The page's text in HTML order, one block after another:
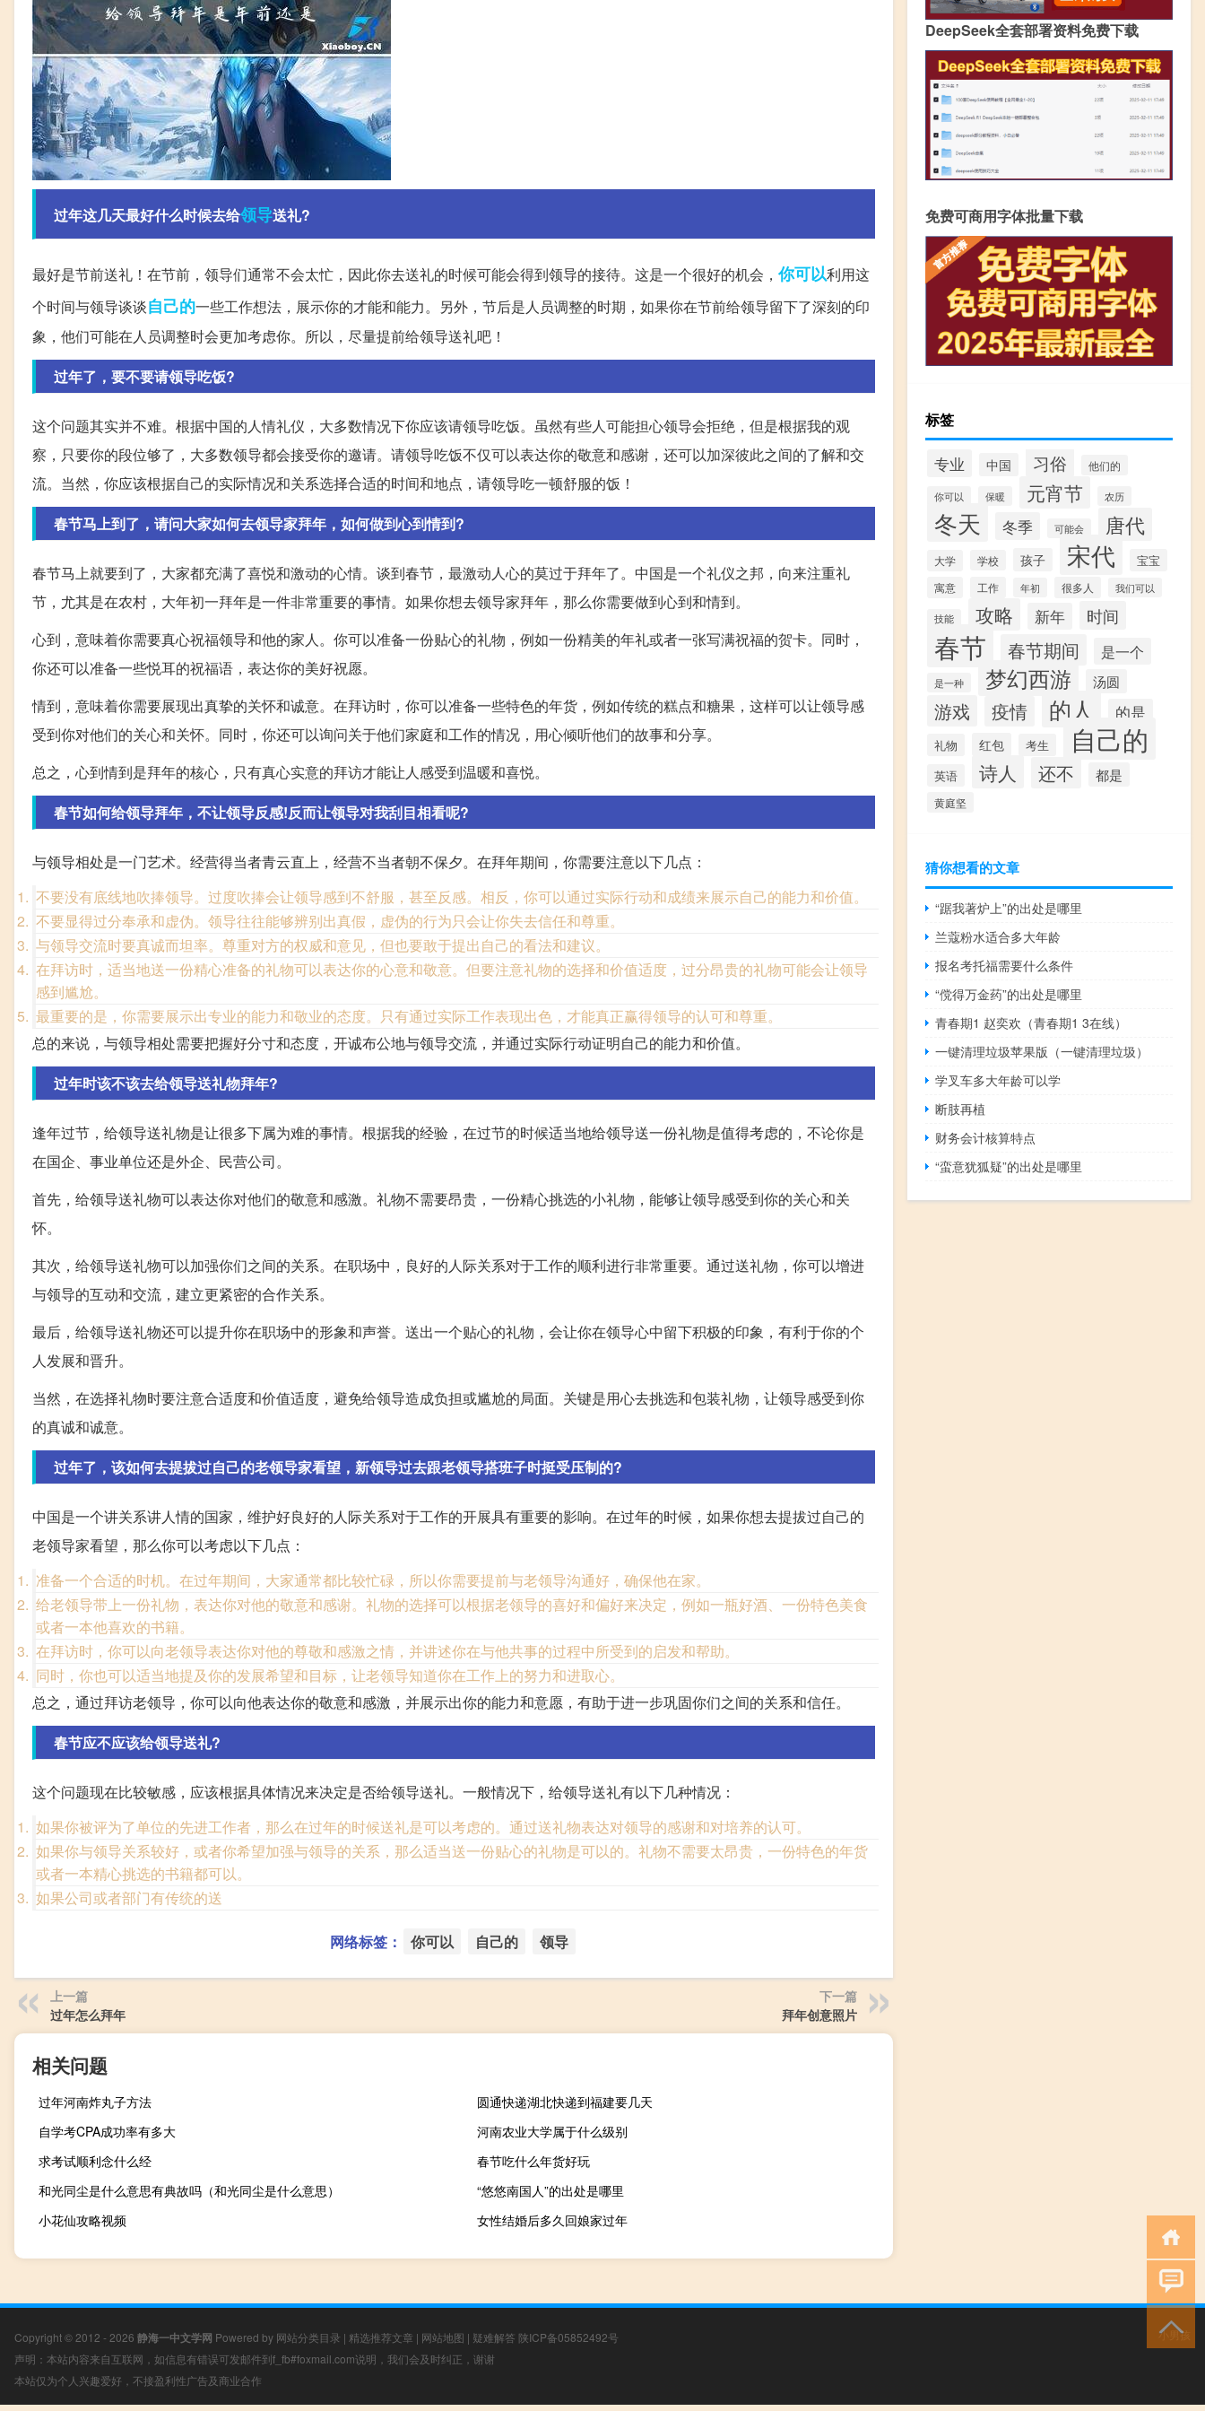
过年这几天最好什么时候去给领导送礼?
最好是节前送礼！在节前，领导们通常不会太忙，因此你去送礼的时候可能会得到领导的接待。这是一个很好的机会，你可以利用这
个时间与领导谈谈自己的一些工作想法，展示你的才能和能力。另外，节后是人员调整的时期，如果你在节前给领导留下了深刻的印
象，他们可能在人员调整时会更加考虑你。所以，尽量提前给领导送礼吧！
过年了，要不要请领导吃饭?
这个问题其实并不难。根据中国的人情礼仪，大多数情况下你应该请领导吃饭。虽然有些人可能担心领导会拒绝，但是根据我的观
察，只要你的段位够了，大多数领导都会接受你的邀请。请领导吃饭不仅可以表达你的敬意和感谢，还可以加深彼此之间的了解和交
流。当然，你应该根据自己的实际情况和关系选择合适的时间和地点，请领导吃一顿舒服的饭！
春节马上到了，请问大家如何去领导家拜年，如何做到心到情到?
春节马上就要到了，大家都充满了喜悦和激动的心情。谈到春节，最激动人心的莫过于拜年了。中国是一个礼仪之邦，向来注重礼
节，尤其是在农村，大年初一拜年是一件非常重要的事情。如果你想去领导家拜年，那么你需要做到心到和情到。
心到，意味着你需要真心祝福领导和他的家人。你可以准备一份贴心的礼物，例如一份精美的年礼或者一张写满祝福的贺卡。同时，
你还可以准备一些悦耳的祝福语，表达你的美好祝愿。
情到，意味着你需要展现出真挚的关怀和诚意。在拜访时，你可以准备一些特色的年货，例如传统的糕点和糖果，这样可以让领导感
受到你对他们的关心和关怀。同时，你还可以询问关于他们家庭和工作的情况，用心倾听他们的故事和分享。
总之，心到情到是拜年的核心，只有真心实意的拜访才能让人感受到温暖和喜悦。
春节如何给领导拜年，不让领导反感!反而让领导对我刮目相看呢?
与领导相处是一门艺术。经营得当者青云直上，经营不当者朝不保夕。在拜年期间，你需要注意以下几点：
不要没有底线地吹捧领导。过度吹捧会让领导感到不舒服，甚至反感。相反，你可以通过实际行动和成绩来展示自己的能力和价值。
不要显得过分奉承和虚伪。领导往往能够辨别出真假，虚伪的行为只会让你失去信任和尊重。
与领导交流时要真诚而坦率。尊重对方的权威和意见，但也要敢于提出自己的看法和建议。
在拜访时，适当地送一份精心准备的礼物可以表达你的心意和敬意。但要注意礼物的选择和价值适度，过分昂贵的礼物可能会让领导
感到尴尬。
最重要的是，你需要展示出专业的能力和敬业的态度。只有通过实际工作表现出色，才能真正赢得领导的认可和尊重。
总的来说，与领导相处需要把握好分寸和态度，开诚布公地与领导交流，并通过实际行动证明自己的能力和价值。
过年时该不该去给领导送礼物拜年?
逢年过节，给领导送礼物是让很多下属为难的事情。根据我的经验，在过节的时候适当地给领导送一份礼物是值得考虑的，不论你是
在国企、事业单位还是外企、民营公司。
首先，给领导送礼物可以表达你对他们的敬意和感激。礼物不需要昂贵，一份精心挑选的小礼物，能够让领导感受到你的关心和关
怀。
其次，给领导送礼物可以加强你们之间的关系。在职场中，良好的人际关系对于工作的顺利进行非常重要。通过送礼物，你可以增进
与领导的互动和交流，建立更紧密的合作关系。
最后，给领导送礼物还可以提升你在职场中的形象和声誉。送出一个贴心的礼物，会让你在领导心中留下积极的印象，有利于你的个
人发展和晋升。
当然，在选择礼物时要注意合适度和价值适度，避免给领导造成负担或尴尬的局面。关键是用心去挑选和包装礼物，让领导感受到你
的真诚和诚意。
过年了，该如何去提拔过自己的老领导家看望，新领导过去跟老领导搭班子时挺受压制的?
中国是一个讲关系讲人情的国家，维护好良好的人际关系对于工作的开展具有重要的影响。在过年的时候，如果你想去提拔过自己的
老领导家看望，那么你可以考虑以下几点：
准备一个合适的时机。在过年期间，大家通常都比较忙碌，所以你需要提前与老领导沟通好，确保他在家。
给老领导带上一份礼物，表达你对他的敬意和感谢。礼物的选择可以根据老领导的喜好和偏好来决定，例如一瓶好酒、一份特色美食
或者一本他喜欢的书籍。
在拜访时，你可以向老领导表达你对他的尊敬和感激之情，并讲述你在与他共事的过程中所受到的启发和帮助。
同时，你也可以适当地提及你的发展希望和目标，让老领导知道你在工作上的努力和进取心。
总之，通过拜访老领导，你可以向他表达你的敬意和感激，并展示出你的能力和意愿，有助于进一步巩固你们之间的关系和信任。
春节应不应该给领导送礼?
这个问题现在比较敏感，应该根据具体情况来决定是否给领导送礼。一般情况下，给领导送礼有以下几种情况：
如果你被评为了单位的先进工作者，那么在过年的时候送礼是可以考虑的。通过送礼物表达对领导的感谢和对培养的认可。
如果你与领导关系较好，或者你希望加强与领导的关系，那么适当送一份贴心的礼物是可以的。礼物不需要太昂贵，一份特色的年货
或者一本精心挑选的书籍都可以。
如果公司或者部门有传统的送
网络标签： 你可以 自己的 领导
上一篇
过年怎么拜年
下一篇
拜年创意照片
相关问题
过年河南炸丸子方法
圆通快递湖北快递到福建要几天
自学考CPA成功率有多大
河南农业大学属于什么级别
求考试顺利念什么经
春节吃什么年货好玩
和光同尘是什么意思有典故吗（和光同尘是什么意思）
“悠悠南国人”的出处是哪里
小花仙攻略视频
女性结婚后多久回娘家过年
DeepSeek全套部署资料免费下载
免费可商用字体批量下载
标签
专业 中国 习俗 他们的
你可以 保暖 元宵节 农历
冬天 冬季 可能会 唐代
大学 学校 孩子 宋代 宝宝
寓意 工作 年初 很多人 我们可以
技能 攻略 新年 时间
春节 春节期间 是一个
是一种 梦幻西游 汤圆
游戏 疫情 的人 的是
礼物 红包 考生 自己的
英语 诗人 还不 都是
黄庭坚
猜你想看的文章
“踞我著炉上”的出处是哪里
兰蔻粉水适合多大年龄
报名考托福需要什么条件
“傥得万金药”的出处是哪里
青春期1 赵奕欢（青春期1 3在线）
一键清理垃圾苹果版（一键清理垃圾）
学叉车多大年龄可以学
断肢再植
财务会计核算特点
“蛮意犹狐疑”的出处是哪里
Copyright © 2012 - 2026 静海一中文学网 Powered by 网站分类目录 | 精选推荐文章 | 网站地图 | 疑难解答 陕ICP备05852492号
声明：本站内容来自互联网，如信息有错误可发邮件到f_fb#foxmail.com说明，我们会及时纠正，谢谢
本站仅为个人兴趣爱好，不接盈利性广告及商业合作
小男孩